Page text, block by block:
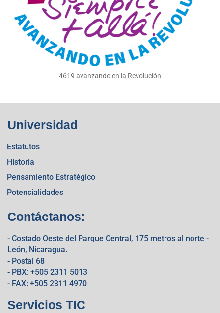
4619 avanzando en la Revolución
Universidad
Estatutos
Historia
Pensamiento Estratégico
Potencialidades
Contáctanos:
- Costado Oeste del Parque Central, 175 metros al norte -
León, Nicaragua.
- Postal 68
- PBX: +505 2311 5013
- FAX: +505 2311 4970
Servicios TIC